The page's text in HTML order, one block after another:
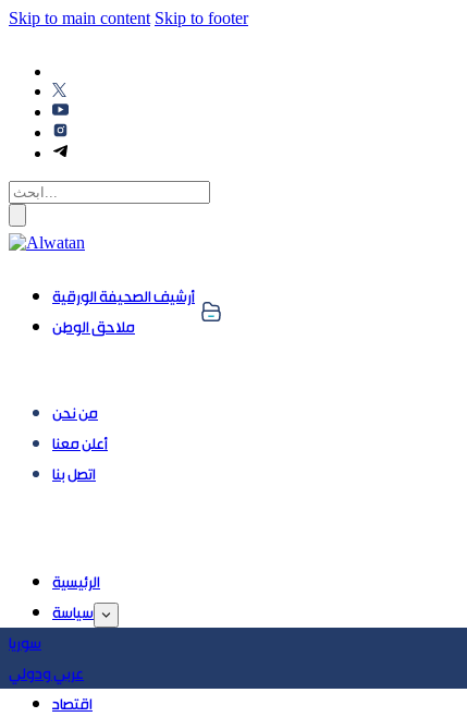
Skip to main content Skip to footer
أرشيف الصحيفة الورقية
ملاحق الوطن
من نحن
أعلن معنا
اتصل بنا
الرئيسية
سياسة
سوريا
عربي ودولي
اقتصاد